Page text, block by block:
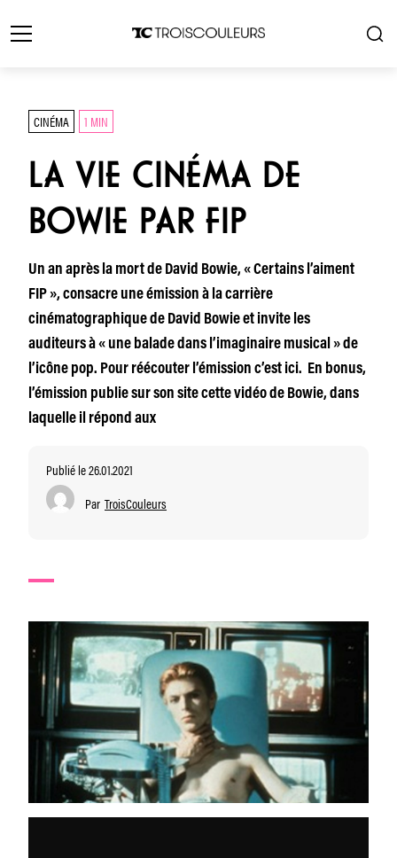
CINÉMA 1 MIN
LA VIE CINÉMA DE
BOWIE PAR FIP
Un an après la mort de David Bowie, « Certains l’aiment
FIP », consacre une émission à la carrière
cinématographique de David Bowie et invite les
auditeurs à « une balade dans l’imaginaire musical » de
l’icône pop. Pour réécouter l’émission c’est ici. En bonus,
l’émission publie sur son site cette vidéo de Bowie, dans
laquelle il répond aux
Publié le 26.01.2021
Par TroisCouleurs